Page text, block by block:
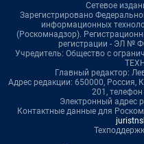
Сетевое
Зарегистрировано
информационных
(Роскомнадзор).
регистрации - ЭЛ №
Учредитель: Общество с
Главный редактор:
Адрес редакции: 650000, Россия,
201,
Электронный адрес
Контактные данные для